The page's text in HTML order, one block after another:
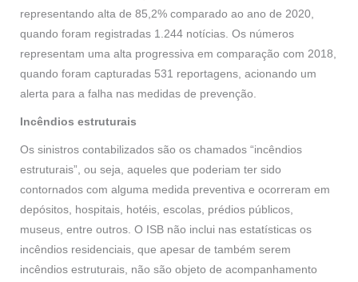
representando alta de 85,2% comparado ao ano de 2020,
quando foram registradas 1.244 notícias. Os números
representam uma alta progressiva em comparação com 2018,
quando foram capturadas 531 reportagens, acionando um
alerta para a falha nas medidas de prevenção.
Incêndios estruturais
Os sinistros contabilizados são os chamados “incêndios
estruturais”, ou seja, aqueles que poderiam ter sido
contornados com alguma medida preventiva e ocorreram em
depósitos, hospitais, hotéis, escolas, prédios públicos,
museus, entre outros. O ISB não inclui nas estatísticas os
incêndios residenciais, que apesar de também serem
incêndios estruturais, não são objeto de acompanhamento